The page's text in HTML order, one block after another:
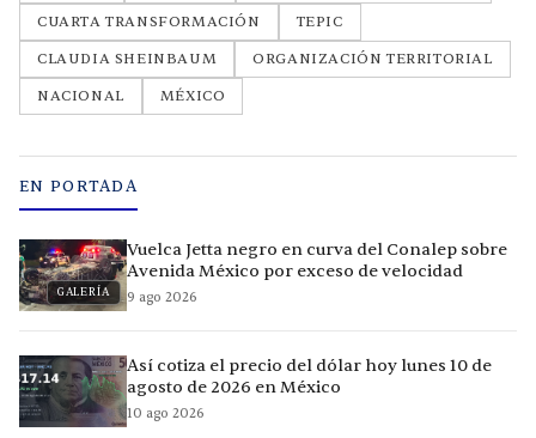
CUARTA TRANSFORMACIÓN
TEPIC
CLAUDIA SHEINBAUM
ORGANIZACIÓN TERRITORIAL
NACIONAL
MÉXICO
EN PORTADA
GALERÍA
Vuelca Jetta negro en curva del Conalep sobre
Avenida México por exceso de velocidad
9 ago 2026
Así cotiza el precio del dólar hoy lunes 10 de
agosto de 2026 en México
10 ago 2026